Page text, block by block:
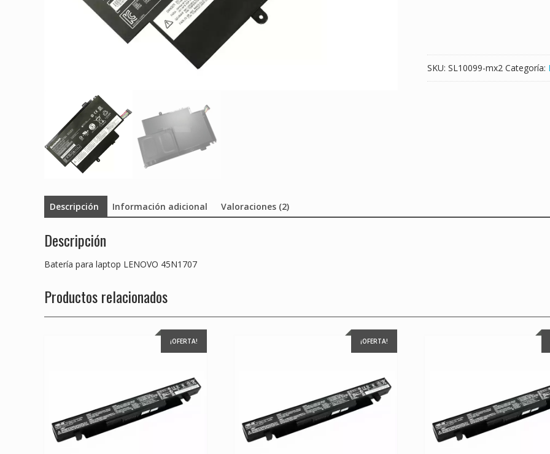
SKU: SL10099-mx2 Categoría:
Descripción Información adicional Valoraciones (2)
Descripción
Batería para laptop LENOVO 45N1707
Productos relacionados
¡OFERTA! ¡OFERTA!